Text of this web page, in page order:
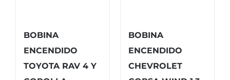
BOBINA
ENCENDIDO
TOYOTA RAV 4 Y
BOBINA
ENCENDIDO
CHEVROLET